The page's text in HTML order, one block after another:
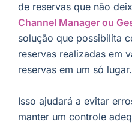
de reservas que não
Channel Manager ou
solução que possibilita
reservas realizadas em
reservas em um só lugar.
Isso ajudará a evitar
manter um controle